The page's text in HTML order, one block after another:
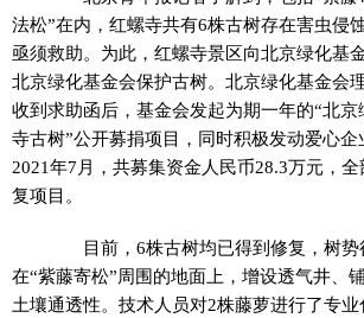
法松”在内，红螺寺共有6株古树存在害虫侵
亟须救助。为此，红螺寺景区向北京绿化基
北京绿化基金会保护古树。北京绿化基金会
收到求助函后，基金会发起为期一年的“北
寺古树”公开募捐项目，同时积极发动爱心
2021年7月，共募集资金人民币28.3万元，
复项目。
目前，6株古树均已得到修复，树势
在“紫藤寄松”周围的地面上，增设透气井、
土壤通透性。技术人员对2株藤萝进行了专